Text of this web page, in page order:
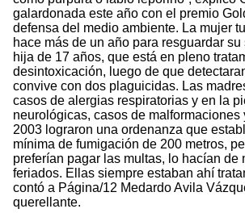
galardonada este año con el premio
defensa del medio ambiente. La mujer
hace más de un año para resguardar
hija de 17 años, que está en pleno
desintoxicación, luego de que
convive con dos plaguicidas. Las
casos de alergias respiratorias y en la
neurológicas, casos de malformaciones
2003 lograron una ordenanza que
mínima de fumigación de 200 metros,
preferían pagar las multas, lo hacían de
feriados. Ellas siempre estaban ahí
contó a Página/12 Medardo Avila
querellante.